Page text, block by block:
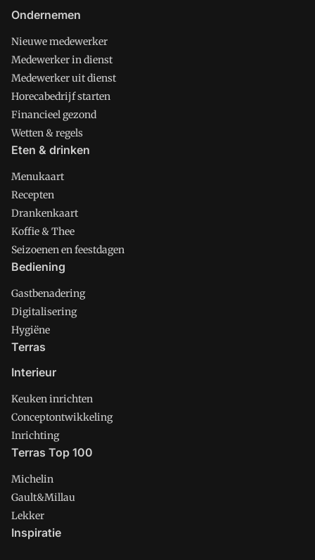
Ondernemen
Nieuwe medewerker
Medewerker in dienst
Medewerker uit dienst
Horecabedrijf starten
Financieel gezond
Wetten & regels
Eten & drinken
Menukaart
Recepten
Drankenkaart
Koffie & Thee
Seizoenen en feestdagen
Bediening
Gastbenadering
Digitalisering
Hygiëne
Terras
Interieur
Keuken inrichten
Conceptontwikkeling
Inrichting
Terras Top 100
Michelin
Gault&Millau
Lekker
Inspiratie